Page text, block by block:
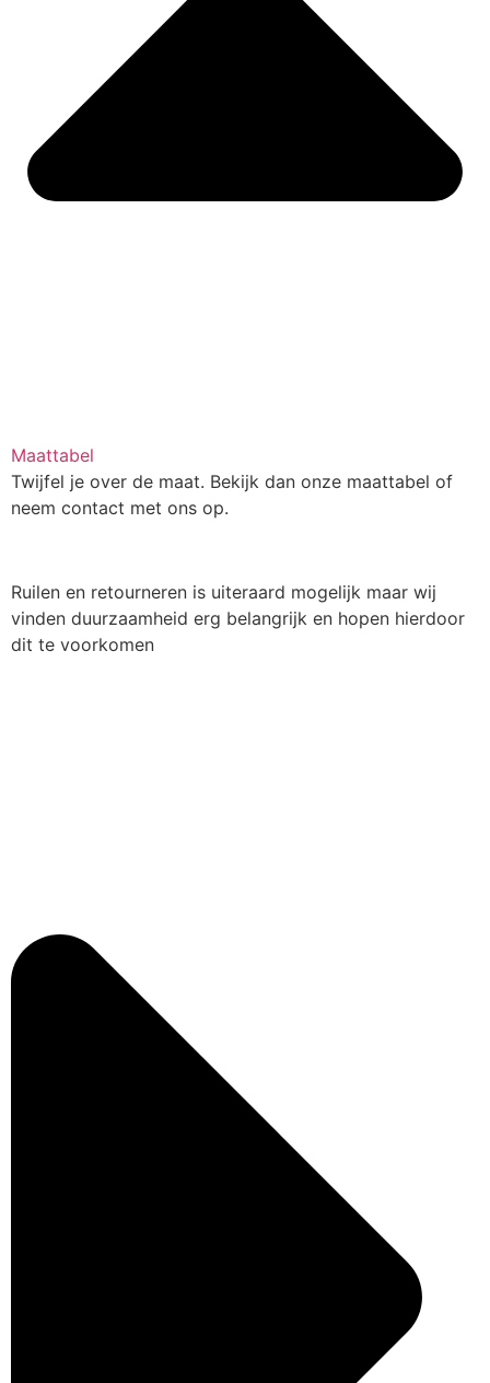
Maattabel
Twijfel je over de maat. Bekijk dan onze maattabel of
neem contact met ons op.
Ruilen en retourneren is uiteraard mogelijk maar wij
vinden duurzaamheid erg belangrijk en hopen hierdoor
dit te voorkomen